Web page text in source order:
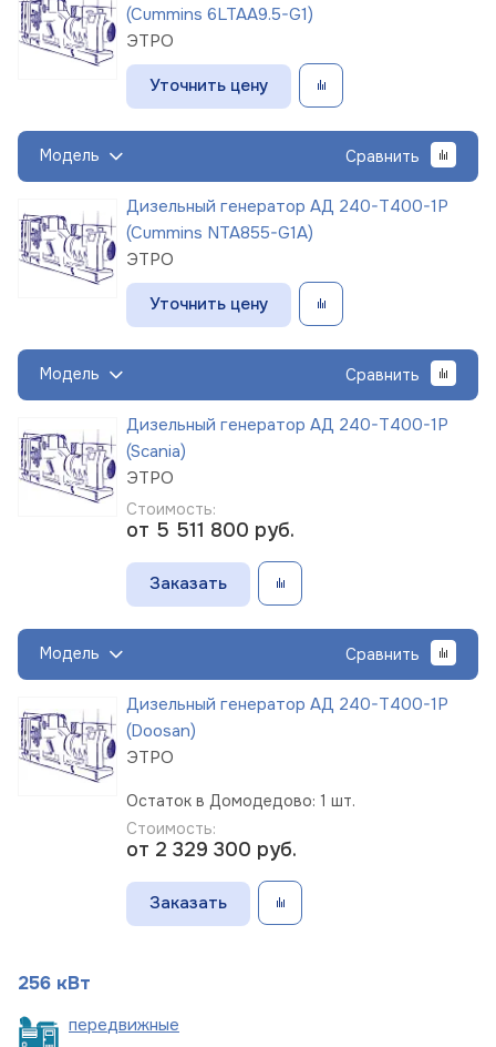
(Cummins 6LTAA9.5-G1)
ЭТРО
Уточнить цену
Модель Сравнить
Дизельный генератор АД 240-Т400-1Р
(Cummins NTA855-G1A)
ЭТРО
Уточнить цену
Модель Сравнить
Дизельный генератор АД 240-Т400-1Р
(Scania)
ЭТРО
Стоимость:
от 5 511 800 руб.
Заказать
Модель Сравнить
Дизельный генератор АД 240-Т400-1Р
(Doosan)
ЭТРО
Остаток в Домодедово: 1 шт.
Стоимость:
от 2 329 300 руб.
Заказать
256 кВт
передвижные